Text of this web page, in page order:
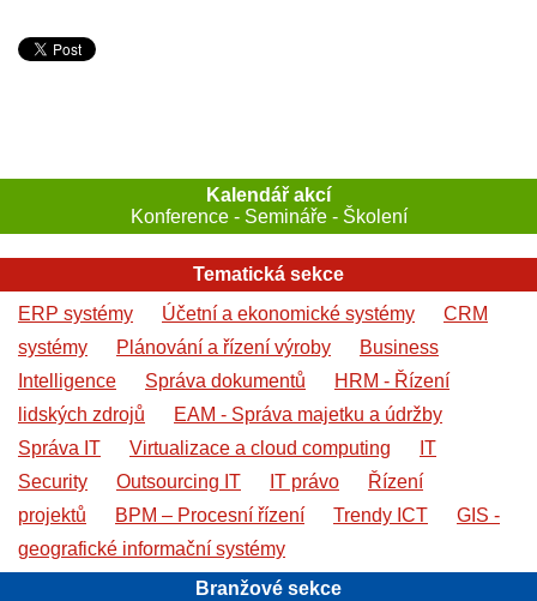
Kalendář akcí
Konference - Semináře - Školení
Tematická sekce
ERP systémy
Účetní a ekonomické systémy
CRM
systémy
Plánování a řízení výroby
Business
Intelligence
Správa dokumentů
HRM - Řízení
lidských zdrojů
EAM - Správa majetku a údržby
Správa IT
Virtualizace a cloud computing
IT
Security
Outsourcing IT IT právo
Řízení
projektů
BPM – Procesní řízení Trendy ICT
GIS -
geografické informační systémy
Branžové sekce